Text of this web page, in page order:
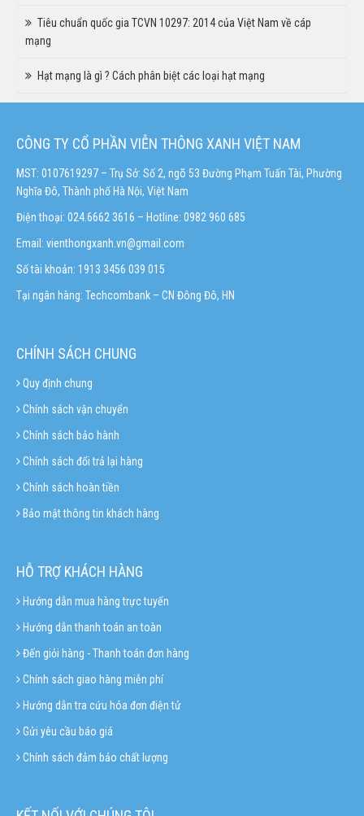
Tiêu chuẩn quốc gia TCVN 10297: 2014 của Việt Nam về cáp
mạng
Hạt mạng là gì ? Cách phân biệt các loại hạt mạng
CÔNG TY CỔ PHẦN VIỄN THÔNG XANH VIỆT NAM
MST: 0107619297 – Trụ Sở: Số 2, ngõ 53 Đường Phạm Tuấn Tài, Phường
Nghĩa Đô, Thành phố Hà Nội, Việt Nam
Điện thoại: 024.6662 3616 – Hotline: 0982 960 685
Email: vienthongxanh.vn@gmail.com
Số tài khoản: 1913 3456 039 015
Tại ngân hàng: Techcombank – CN Đông Đô, HN
CHÍNH SÁCH CHUNG
Quy định chung
Chính sách vận chuyển
Chính sách bảo hành
Chính sách đổi trả lại hàng
Chính sách hoàn tiền
Bảo mật thông tin khách hàng
HỖ TRỢ KHÁCH HÀNG
Hướng dẫn mua hàng trực tuyến
Hướng dẫn thanh toán an toàn
Đến giỏi hàng - Thanh toán đơn hàng
Chính sách giao hàng miễn phí
Hướng dẫn tra cứu hóa đơn điện tử
Gửi yêu cầu báo giá
Chính sách đảm bảo chất lượng